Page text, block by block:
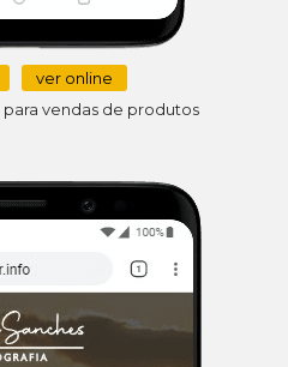
ver online
vendas de produtos